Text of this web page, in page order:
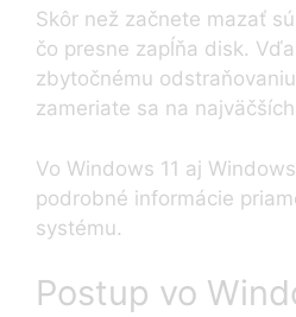
Skôr než začnete mazať
čo presne zapĺňa disk.
zbytočnému
zameriate sa na
Vo Windows 11 aj
podrobné informácie
systému.
Postup vo